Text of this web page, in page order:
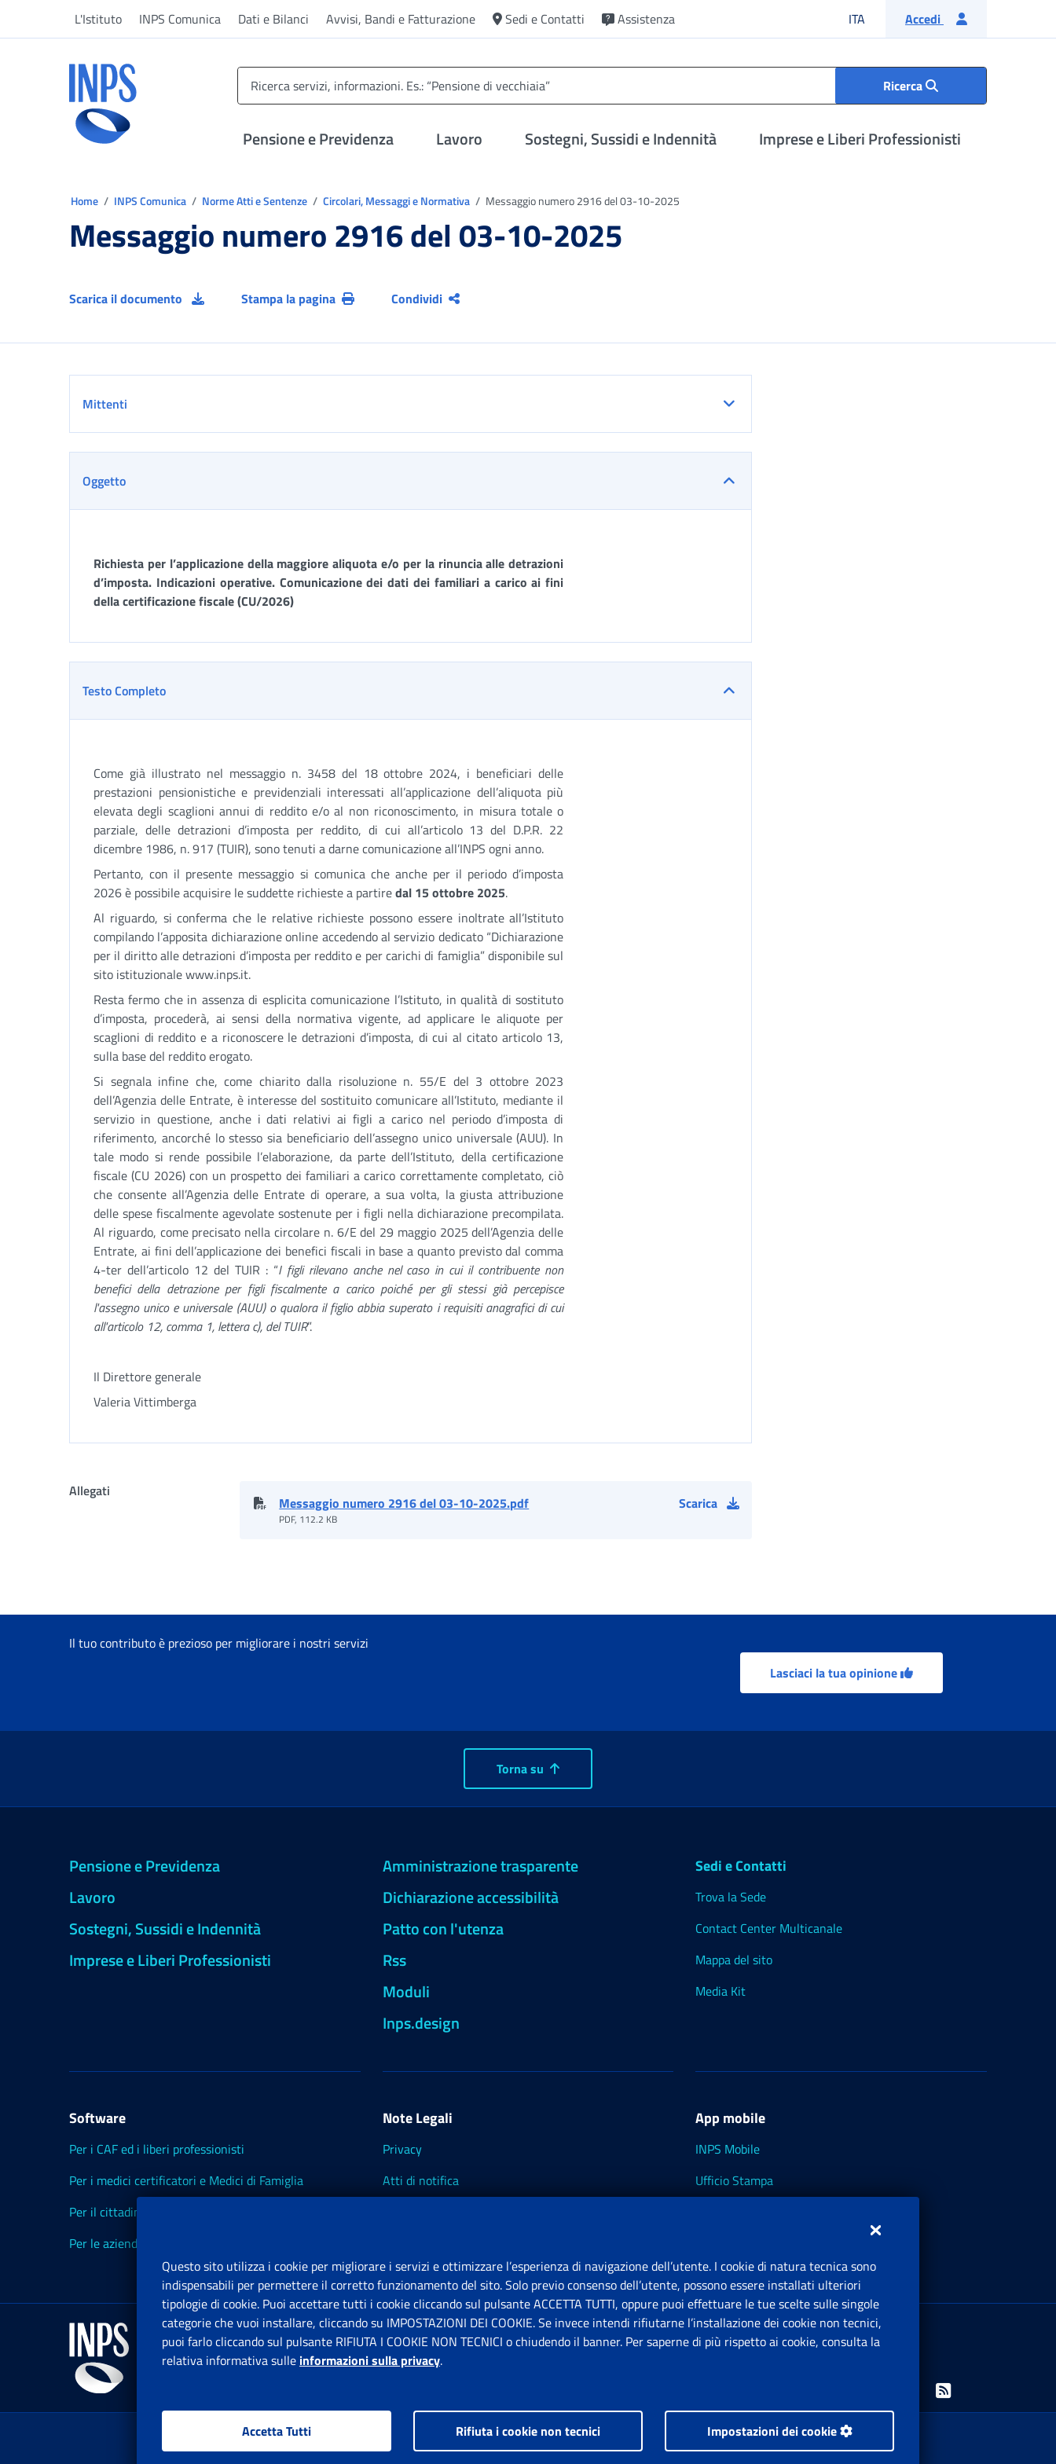
L'Istituto INPS Comunica Dati e Bilanci Avvisi, Bandi e Fatturazione Sedi e Contatti Assistenza ITA Lingua italiana
Accedi
Ricerca
Pensione e Previdenza Lavoro Sostegni, Sussidi e Indennità Imprese e Liberi Professionisti
Home INPS Comunica Norme Atti e Sentenze Circolari, Messaggi e Normativa Messaggio numero 2916 del 03-10-2025
Messaggio numero 2916 del 03-10-2025
Scarica il documento Stampa la pagina Condividi
Mittenti
Oggetto
Richiesta per l’applicazione della maggiore aliquota e/o per la rinuncia alle detrazioni
d’imposta. Indicazioni operative. Comunicazione dei dati dei familiari a carico ai fini
della certificazione fiscale (CU/2026)
Testo Completo
Come già illustrato nel messaggio n. 3458 del 18 ottobre 2024, i beneficiari delle
prestazioni pensionistiche e previdenziali interessati all’applicazione dell’aliquota più
elevata degli scaglioni annui di reddito e/o al non riconoscimento, in misura totale o
parziale, delle detrazioni d’imposta per reddito, di cui all’articolo 13 del D.P.R. 22
dicembre 1986, n. 917 (TUIR), sono tenuti a darne comunicazione all’INPS ogni anno.
Pertanto, con il presente messaggio si comunica che anche per il periodo d’imposta
2026 è possibile acquisire le suddette richieste a partiredal 15 ottobre 2025.
Al riguardo, si conferma che le relative richieste possono essere inoltrate all’Istituto
compilando l’apposita dichiarazione online accedendo al servizio dedicato “Dichiarazione
per il diritto alle detrazioni d’imposta per reddito e per carichi di famiglia” disponibile sul
sito istituzionale www.inps.it.
Resta fermo che in assenza di esplicita comunicazione l’Istituto, in qualità di sostituto
d’imposta, procederà, ai sensi della normativa vigente, ad applicare le aliquote per
scaglioni di reddito e a riconoscere le detrazioni d’imposta, di cui al citato articolo 13,
sulla base del reddito erogato.
Si segnala infine che, come chiarito dalla risoluzione n. 55/E del 3 ottobre 2023
dell’Agenzia delle Entrate, è interesse del sostituito comunicare all’Istituto, mediante il
servizio in questione, anche i dati relativi ai figli a carico nel periodo d’imposta di
riferimento, ancorché lo stesso sia beneficiario dell’assegno unico universale (AUU). In
tale modo si rende possibile l’elaborazione, da parte dell’Istituto, della certificazione
fiscale (CU 2026) con un prospetto dei familiari a carico correttamente completato, ciò
che consente all’Agenzia delle Entrate di operare, a sua volta, la giusta attribuzione
delle spese fiscalmente agevolate sostenute per i figli nella dichiarazione precompilata.
Al riguardo, come precisato nella circolare n. 6/E del 29 maggio 2025 dell’Agenzia delle
Entrate, ai fini dell’applicazione dei benefici fiscali in base a quanto previsto dal comma
4-ter dell’articolo 12 del TUIR : “I figli rilevano anche nel caso in cui il contribuente non
benefici della detrazione per figli fiscalmente a carico poiché per gli stessi già percepisce
l'assegno unico e universale (AUU) o qualora il figlio abbia superato i requisiti anagrafici di cui
all'articolo 12, comma 1, lettera c), del TUIR”.
Il Direttore generale
Valeria Vittimberga
Allegati
Messaggio numero 2916 del 03-10-2025.pdf
PDF, 112.2 KB
Scarica
Il tuo contributo è prezioso per migliorare i nostri servizi
Lasciaci la tua opinione
Torna su
Pensione e Previdenza
Lavoro
Sostegni, Sussidi e Indennità
Imprese e Liberi Professionisti
Amministrazione trasparente
Dichiarazione accessibilità
Patto con l'utenza
Rss
Moduli
Inps.design
Sedi e Contatti
Trova la Sede
Contact Center Multicanale
Mappa del sito
Media Kit
Software
Per i CAF ed i liberi professionisti
Per i medici certificatori e Medici di Famiglia
Per il cittadino
Per le aziende ed i Consulenti
Note Legali
Privacy
Atti di notifica
App mobile
INPS Mobile
Ufficio Stampa
Sede Legale: Via Ciro il Grande, 21
00144 Roma
P.IVA 02121151001
Facebook: Apre una nuova finestra
Twitter: Apre una nuova finestra
Whatsapp: Apre una nuova finestra
Youtube: Apre una nuova
Instagram: Apre una
Linkedin: Apre
Rss: Apre
www.inps.gov.it © 1997-2026Istituto Nazionale Previdenza Sociale.Tutti i diritti riservati.
Questo sito utilizza i cookie per migliorare i servizi e ottimizzare l’esperienza di navigazione dell’utente. I cookie di natura tecnica sono
indispensabili per permettere il corretto funzionamento del sito. Solo previo consenso dell’utente, possono essere installati ulteriori
tipologie di cookie. Puoi accettare tutti i cookie cliccando sul pulsante ACCETTA TUTTI, oppure puoi effettuare le tue scelte sulle singole
categorie che vuoi installare, cliccando su IMPOSTAZIONI DEI COOKIE. Se invece intendi rifiutarne l’installazione dei cookie non tecnici,
puoi farlo cliccando sul pulsante RIFIUTA I COOKIE NON TECNICI o chiudendo il banner. Per saperne di più rispetto ai cookie, consulta la
relativa informativa sulle informazioni sulla privacy.
Accetta Tutti Rifiuta i cookie non tecnici Impostazioni dei cookie